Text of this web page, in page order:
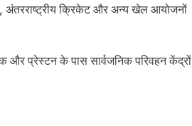
अंतरराष्ट्रीय क्रिकेट और अन्य खेल आयोजनों
और प्रेस्टन के पास सार्वजनिक परिवहन केंद्रों